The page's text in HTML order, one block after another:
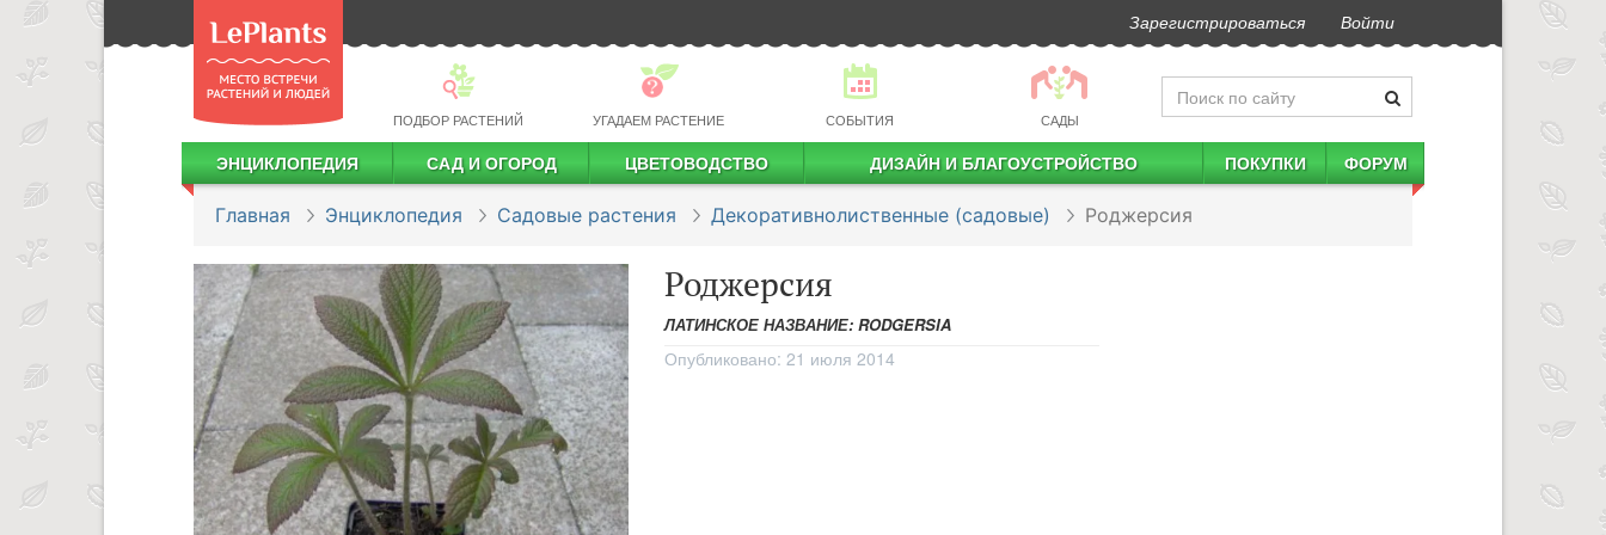
Зарегистрироваться Войти
ПОДБОР РАСТЕНИЙ УГАДАЕМ РАСТЕНИЕ СОБЫТИЯ САДЫ
ЭНЦИКЛОПЕДИЯ САД И ОГОРОД ЦВЕТОВОДСТВО ДИЗАЙН И БЛАГОУСТРОЙСТВО ПОКУПКИ ФОРУМ
Главная Энциклопедия Садовые растения Декоративнолиственные (садовые) Роджерсия
Роджерсия
ЛАТИНСКОЕ НАЗВАНИЕ: RODGERSIA
Опубликовано: 21 июля 2014